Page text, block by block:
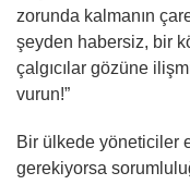
zorunda kalmanın
şeyden habersiz, bir
çalgıcılar gözüne
vurun!”
Bir ülkede yöneticiler
gerekiyorsa